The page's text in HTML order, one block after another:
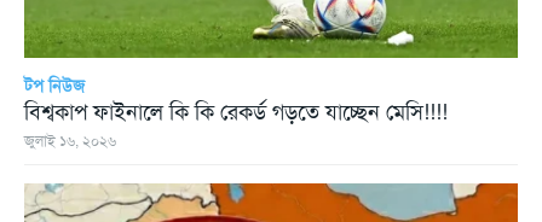
টপ নিউজ
বিশ্বকাপ ফাইনালে কি কি রেকর্ড গড়তে যাচ্ছেন মেসি!!!!
জুলাই ১৬, ২০২৬